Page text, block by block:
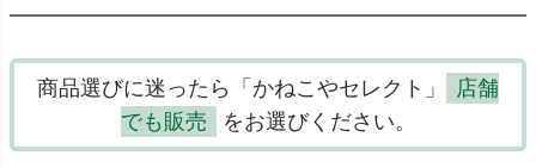
商品選びに迷ったら「かねこやセレクト」
店舗
でも販売
をお選びください。